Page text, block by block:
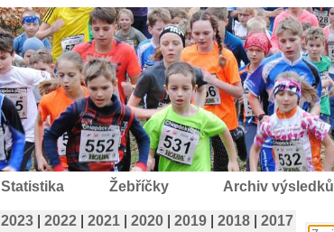
Statistika Žebříčky Archiv výsledků
2023 2022 2021 2020 2019 2018
2017